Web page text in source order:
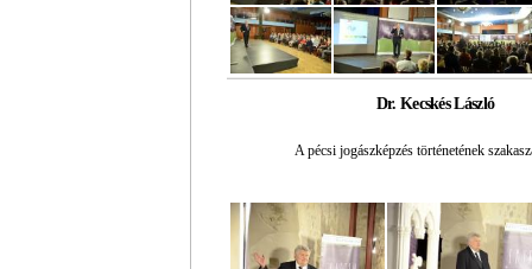
Dr. Kecskés László
A pécsi jogászképzés történetének